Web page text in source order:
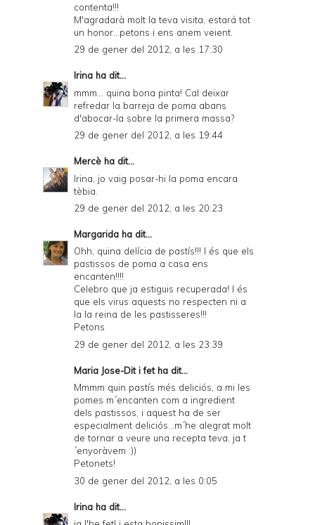
contenta!!!
M'agradarà molt la teva visita, estará tot
un honor...petons i ens anem veient.
29 de gener del 2012, a les 17:30
Irina ha dit...
mmm... quina bona pinta! Cal deixar
refredar la barreja de poma abans
d'abocar-la sobre la primera massa?
29 de gener del 2012, a les 19:44
Mercè ha dit...
Irina, jo vaig posar-hi la poma encara
tèbia.
29 de gener del 2012, a les 20:23
Margarida ha dit...
Ohh, quina delícia de pastís!!! I és que els
pastissos de poma a casa ens
encanten!!!!
Celebro que ja estiguis recuperada! I és
que els virus aquests no respecten ni a
la la reina de les pastisseres!!!
Petons
29 de gener del 2012, a les 23:39
Maria Jose-Dit i fetha dit...
Mmmm quin pastís més deliciós, a mi les
pomes m´encanten com a ingredient
dels pastissos, i aquest ha de ser
especialment deliciós...m´he alegrat molt
de tornar a veure una recepta teva, ja t
´enyoràvem :))
Petonets!
30 de gener del 2012, a les 0:05
Irina ha dit...